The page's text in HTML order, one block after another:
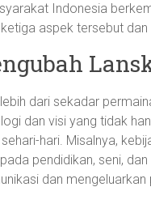
Indonesia
aspek tersebut
dari sekadar
dan visi yang tidak
hari. Misalnya,
pendidikan, seni,
dan